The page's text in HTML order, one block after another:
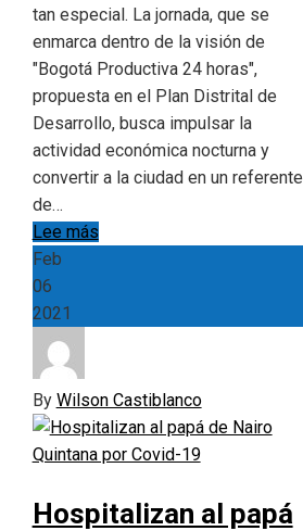
tan especial. La jornada, que se
enmarca dentro de la visión de
"Bogotá Productiva 24 horas",
propuesta en el Plan Distrital de
Desarrollo, busca impulsar la
actividad económica nocturna y
convertir a la ciudad en un referente
de…
Lee más
Feb
06
2021
By Wilson Castiblanco
Hospitalizan al papá